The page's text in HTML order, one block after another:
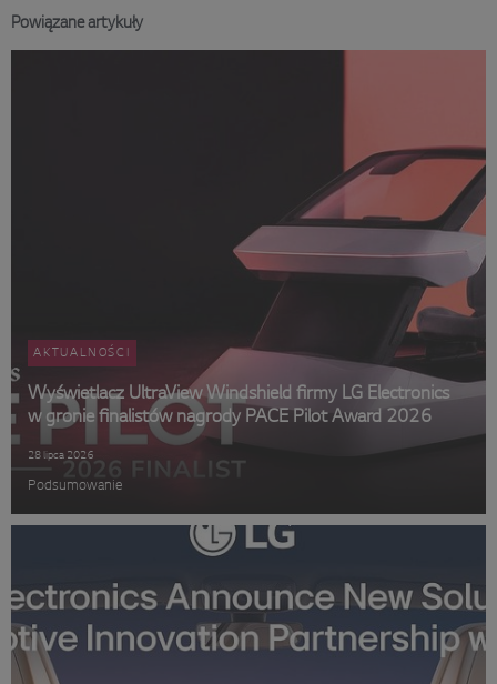
Powiązane artykuły
AKTUALNOŚCI
Wyświetlacz UltraView Windshield firmy LG Electronics
w gronie finalistów nagrody PACE Pilot Award 2026
28 lipca 2026
Podsumowanie